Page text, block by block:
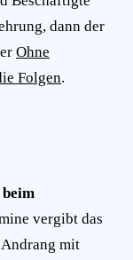
dann der
Ohne
Folgen.
vergibt das
mit